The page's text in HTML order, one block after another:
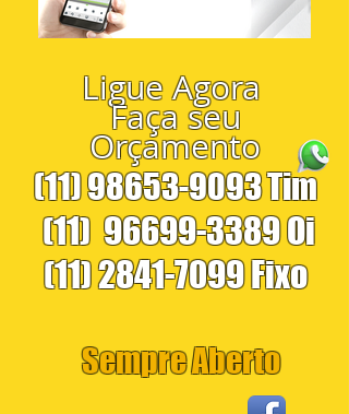
Ligue Agora
Faça seu
Orçamento
(11) 98653-9093Tim
(11) 96699-3389Oi
(11) 2841-7099Fixo
Sempre Aberto